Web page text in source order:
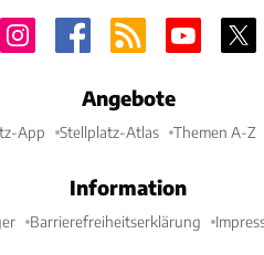
Angebote
App Stellplatz-Atlas Themen A-Z
Information
Barrierefreiheitserklärung